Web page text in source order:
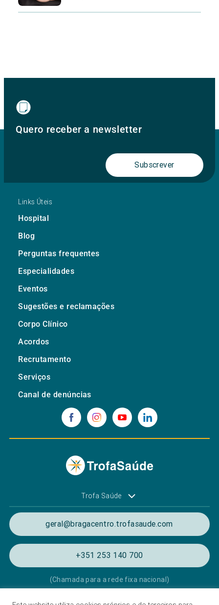
Quero receber a newsletter
Subscrever
Links Úteis
Hospital
Blog
Perguntas frequentes
Especialidades
Eventos
Sugestões e reclamações
Corpo Clínico
Acordos
Recrutamento
Serviços
Canal de denúncias
Trofa Saúde
geral@bragacentro.trofasaude.com
+351 253 140 700
(Chamada para a rede fixa nacional)